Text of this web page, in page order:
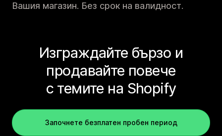
Вашия магазин. Без срок на валидност.
Изграждайте бързо и
продавайте повече
с темите на Shopify
Започнете безплатен пробен период